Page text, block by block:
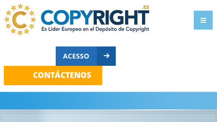
ACESSO
CONTÁCTENOS